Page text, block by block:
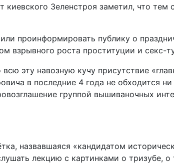
Зеленстроя заметил, что
проинформировать публику о
взрывного роста проституции и
эту навозную кучу присутствие
в последние 4 года не обходится
группой вышиваночных
назвавшаяся «кандидатом
лекцию с картинками о тризубе,